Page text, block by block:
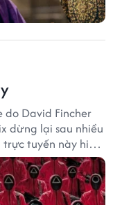
do David Fincher
dừng lại sau nhiều
tuyến này hiện